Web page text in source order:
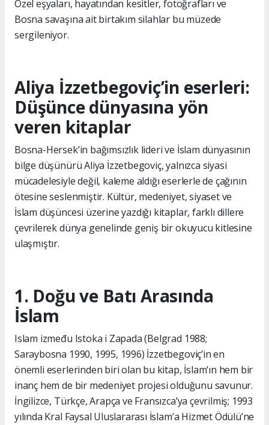
Özel eşyaları, hayatından kesitler, fotoğrafları ve
Bosna savaşına ait birtakım silahlar bu müzede
sergileniyor.
Aliya İzzetbegoviç’in eserleri:
Düşünce dünyasına yön
veren kitaplar
Bosna-Hersek’in bağımsızlık lideri ve İslam dünyasının
bilge düşünürü Aliya İzzetbegoviç, yalnızca siyasi
mücadelesiyle değil, kaleme aldığı eserlerle de çağının
ötesine seslenmiştir. Kültür, medeniyet, siyaset ve
İslam düşüncesi üzerine yazdığı kitaplar, farklı dillere
çevrilerek dünya genelinde geniş bir okuyucu kitlesine
ulaşmıştır.
1. Doğu ve Batı Arasında
İslam
Islam između Istoka i Zapada (Belgrad 1988;
Saraybosna 1990, 1995, 1996) İzzetbegoviç’in en
önemli eserlerinden biri olan bu kitap, İslam’ın hem bir
inanç hem de bir medeniyet projesi olduğunu savunur.
İngilizce, Türkçe, Arapça ve Fransızca’ya çevrilmiş; 1993
yılında Kral Faysal Uluslararası İslam’a Hizmet Ödülü’ne